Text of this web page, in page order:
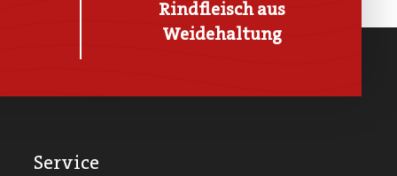
Rindfleisch aus
Weidehaltung
Service